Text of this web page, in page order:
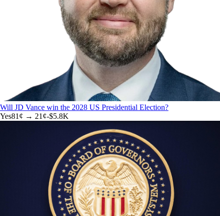
Will JD Vance win the 2028 US Presidential Election?
Yes81 ¢ → 21¢-$5.8K